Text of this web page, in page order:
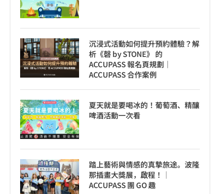
沉浸式活動如何提升預約體驗？解
析《磬 by STONE》 的
ACCUPASS 報名頁規劃｜
ACCUPASS 合作案例
夏天就是要喝冰的！葡萄酒、精釀
啤酒活動一次看
踏上藝術與情感的真摯旅途。波隆
那插畫大獎展，啟程！│
ACCUPASS 團 GO 趣